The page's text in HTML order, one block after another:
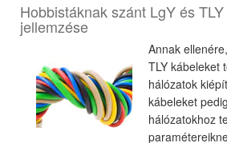
Hobbistáknak szánt LgY és
jellemzése
Annak
TLY kábeleket
hálózatok
kábeleket
hálózatokhoz